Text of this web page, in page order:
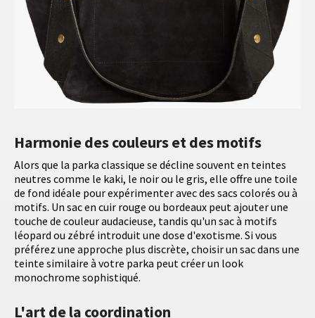
Harmonie des couleurs et des motifs
Alors que la parka classique se décline souvent en teintes
neutres comme le kaki, le noir ou le gris, elle offre une toile
de fond idéale pour expérimenter avec des sacs colorés ou à
motifs. Un sac en cuir rouge ou bordeaux peut ajouter une
touche de couleur audacieuse, tandis qu'un sac à motifs
léopard ou zébré introduit une dose d'exotisme. Si vous
préférez une approche plus discrète, choisir un sac dans une
teinte similaire à votre parka peut créer un look
monochrome sophistiqué.
L'art de la coordination